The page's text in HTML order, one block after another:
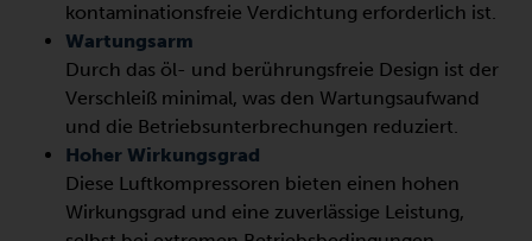
kontaminationsfreie Verdichtung erforderlich ist.
Wartungsarm
Durch das öl- und berührungsfreie Design ist der
Verschleiß minimal, was den Wartungsaufwand
und die Betriebsunterbrechungen reduziert.
Hoher Wirkungsgrad
Diese Luftkompressoren bieten einen hohen
Wirkungsgrad und eine zuverlässige Leistung,